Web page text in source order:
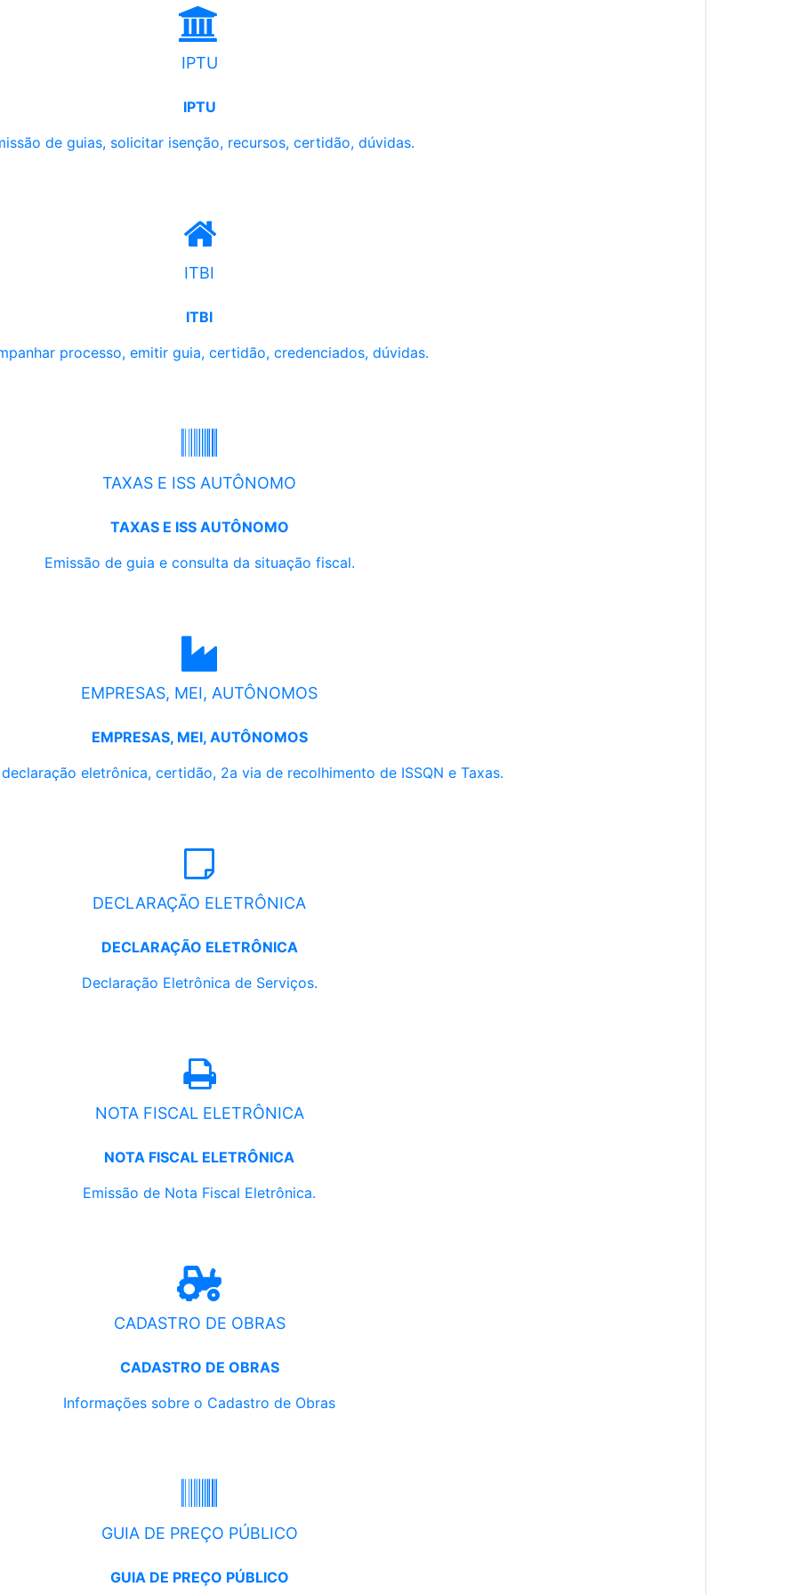
IPTU
IPTU
de guias, solicitar isenção, recursos, certidão, dúvidas.
ITBI
ITBI
processo, emitir guia, certidão, credenciados, dúvidas.
TAXAS E ISS AUTÔNOMO
TAXAS E ISS AUTÔNOMO
Emissão de guia e consulta da situação fiscal.
EMPRESAS, MEI, AUTÔNOMOS
EMPRESAS, MEI, AUTÔNOMOS
eletrônica, certidão, 2a via de recolhimento de ISSQN e Taxas.
DECLARAÇÃO ELETRÔNICA
DECLARAÇÃO ELETRÔNICA
Declaração Eletrônica de Serviços.
NOTA FISCAL ELETRÔNICA
NOTA FISCAL ELETRÔNICA
Emissão de Nota Fiscal Eletrônica.
CADASTRO DE OBRAS
CADASTRO DE OBRAS
Informações sobre o Cadastro de Obras
GUIA DE PREÇO PÚBLICO
GUIA DE PREÇO PÚBLICO